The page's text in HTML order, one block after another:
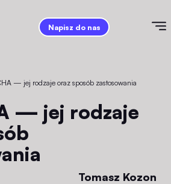
Napisz do nas
— jej rodzaje oraz sposób zastosowania
Tomasz Kozon